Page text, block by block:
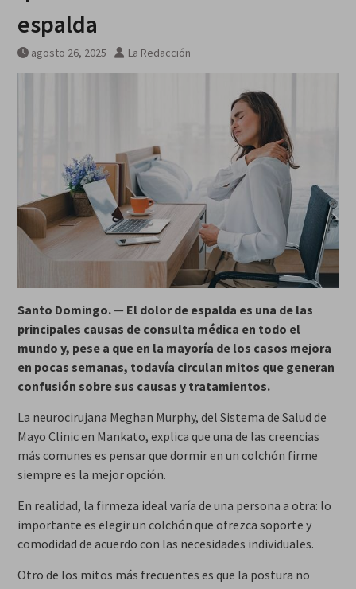
espalda
agosto 26, 2025 La Redacción
Santo Domingo.— El dolor de espalda es una de las
principales causas de consulta médica en todo el
mundo y, pese a que en la mayoría de los casos mejora
en pocas semanas, todavía circulan mitos que generan
confusión sobre sus causas y tratamientos.
La neurocirujana Meghan Murphy, del Sistema de Salud de
Mayo Clinic en Mankato, explica que una de las creencias
más comunes es pensar que dormir en un colchón firme
siempre es la mejor opción.
En realidad, la firmeza ideal varía de una persona a otra: lo
importante es elegir un colchón que ofrezca soporte y
comodidad de acuerdo con las necesidades individuales.
Otro de los mitos más frecuentes es que la postura no